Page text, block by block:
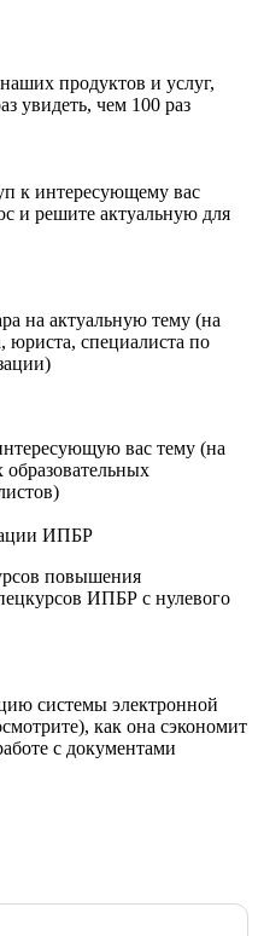
продуктов и услуг,
увидеть, чем 100 раз
к интересующему вас
и решите актуальную для
на актуальную тему (на
юриста, специалиста по
вас тему (на
ИПБР
повышения
ИПБР с нулевого
системы электронной
как она сэкономит
с документами